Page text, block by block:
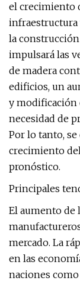
el crecimiento
infraestructura
la
impulsará las
de madera
edificios, un
y modificación
necesidad de
Por lo tanto,
crecimiento
pronóstico.
Principales
El aumento de
mercado. La
en las
naciones